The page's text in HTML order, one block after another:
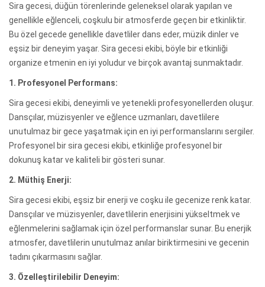
Sira gecesi, düğün törenlerinde geleneksel olarak yapılan ve
genellikle eğlenceli, coşkulu bir atmosferde geçen bir etkinliktir.
Bu özel gecede genellikle davetliler dans eder, müzik dinler ve
eşsiz bir deneyim yaşar. Sira gecesi ekibi, böyle bir etkinliği
organize etmenin en iyi yoludur ve birçok avantaj sunmaktadır.
1. Profesyonel Performans:
Sira gecesi ekibi, deneyimli ve yetenekli profesyonellerden oluşur.
Dansçılar, müzisyenler ve eğlence uzmanları, davetlilere
unutulmaz bir gece yaşatmak için en iyi performanslarını sergiler.
Profesyonel bir sira gecesi ekibi, etkinliğe profesyonel bir
dokunuş katar ve kaliteli bir gösteri sunar.
2. Müthiş Enerji:
Sira gecesi ekibi, eşsiz bir enerji ve coşku ile gecenize renk katar.
Dansçılar ve müzisyenler, davetlilerin enerjisini yükseltmek ve
eğlenmelerini sağlamak için özel performanslar sunar. Bu enerjik
atmosfer, davetlilerin unutulmaz anılar biriktirmesini ve gecenin
tadını çıkarmasını sağlar.
3. Özelleştirilebilir Deneyim: